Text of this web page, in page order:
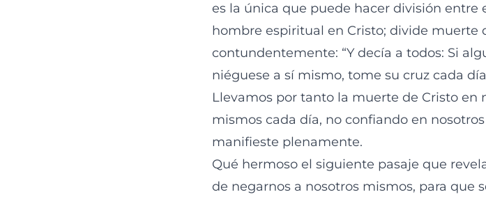
es la única que puede hacer división entre
hombre espiritual en Cristo; divide muerte
contundentemente: “Y decía a todos: Si
niéguese a sí mismo, tome su cruz cada
Llevamos por tanto la muerte de Cristo en
mismos cada día, no confiando en
manifieste plenamente.
Qué hermoso el siguiente pasaje que
de negarnos a nosotros mismos, para que